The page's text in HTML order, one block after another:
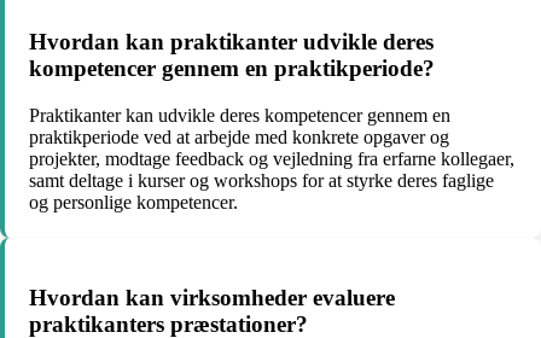
Hvordan kan praktikanter udvikle deres
kompetencer gennem en praktikperiode?
Praktikanter kan udvikle deres kompetencer gennem en
praktikperiode ved at arbejde med konkrete opgaver og
projekter, modtage feedback og vejledning fra erfarne kollegaer,
samt deltage i kurser og workshops for at styrke deres faglige
og personlige kompetencer.
Hvordan kan virksomheder evaluere
praktikanters præstationer?